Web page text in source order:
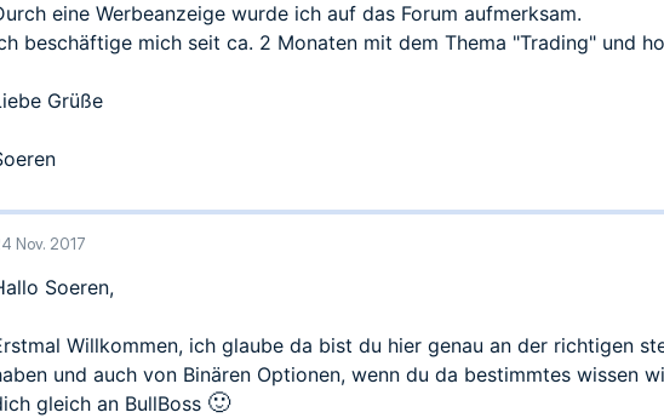
eine Werbeanzeige wurde ich auf das Forum aufmerksam.
beschäftige mich seit ca. 2 Monaten mit dem Thema "Trading" und
Grüße
Nov. 2017
Soeren,
Willkommen, ich glaube da bist du hier genau an der richtigen
und auch von Binären Optionen, wenn du da bestimmtes wissen
gleich an BullBoss 🙂